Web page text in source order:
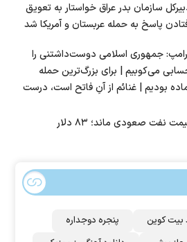
سازمان بدر عراق خواستار به تعویق
پاسخ به حمله عربستان و آمریکا شد
جمهوری اسلامی دوست‌داشتنی را
می‌کوبیم | برای بزرگ‌ترین حمله
بودیم | غنائم از آنِ فاتح است، درست
نفت صعودی ماند؛ ۸۳ دلار
بیت کوین
پنجره دوجداره